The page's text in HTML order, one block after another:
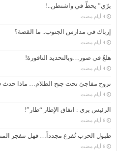
برّي” يحطّ في واشنطن..!
‏4 أيام مضت
إرباك في مدارس الجنوب.. ما القصة؟
‏4 أيام مضت
هلعٌ في صور…وبالتحديد الناقورة!
‏4 أيام مضت
نزوح مفاجئ تحت جنح الظلام… ماذا حدث
‏4 أيام مضت
الرئيس بري : اتفاق الإطار “طار”!
‏6 أيام مضت
طبول الحرب تُقرع مجدداً… فهل تنفجر
‏6 أيام مضت